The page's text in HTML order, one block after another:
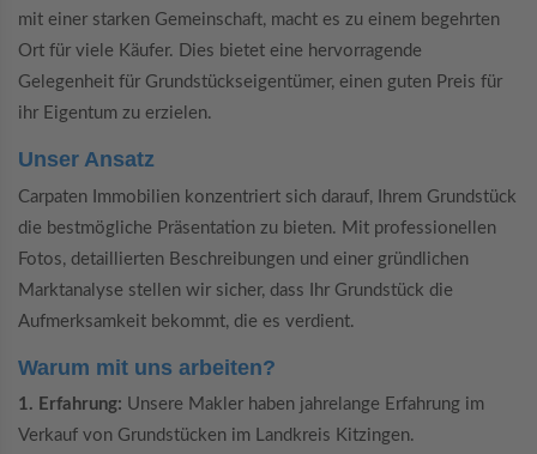
mit einer starken Gemeinschaft, macht es zu einem begehrten
Ort für viele Käufer. Dies bietet eine hervorragende
Gelegenheit für Grundstückseigentümer, einen guten Preis für
ihr Eigentum zu erzielen.
Unser Ansatz
Carpaten Immobilien konzentriert sich darauf, Ihrem Grundstück
die bestmögliche Präsentation zu bieten. Mit professionellen
Fotos, detaillierten Beschreibungen und einer gründlichen
Marktanalyse stellen wir sicher, dass Ihr Grundstück die
Aufmerksamkeit bekommt, die es verdient.
Warum mit uns arbeiten?
1. Erfahrung: Unsere Makler haben jahrelange Erfahrung im
Verkauf von Grundstücken im Landkreis Kitzingen.